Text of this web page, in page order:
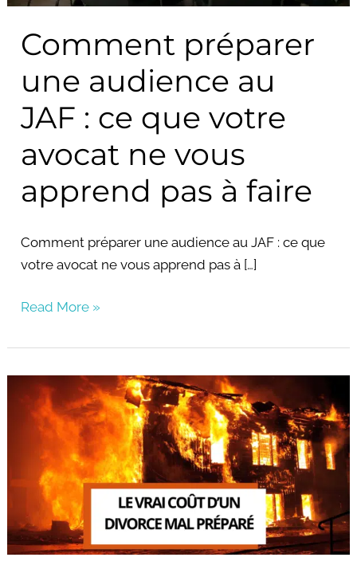
Comment préparer
une audience au
JAF : ce que votre
avocat ne vous
apprend pas à faire
Comment préparer une audience au JAF : ce que
votre avocat ne vous apprend pas à […]
ce
que
votre
avocat
vous
apprend
pas
à
faire
Read More »
Le
coût
d’un
divorce
mal
préparé